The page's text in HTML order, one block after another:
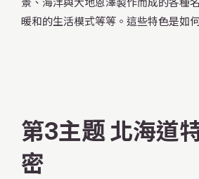
暖和的生活模式等等。這些特色是如
第3主题 北海道
密